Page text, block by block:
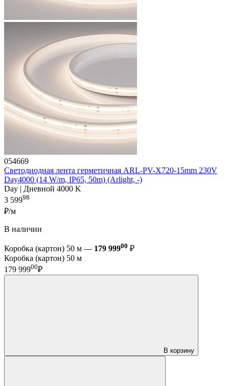
054669
Светодиодная лента герметичная ARL-PV-X720-15mm 230V
Day4000 (14 W/m, IP65, 50m) (Arlight, -)
Day | Дневной 4000 K
3 59998
₽/м
В наличии
Коробка (картон) 50 м — 179 99900 ₽
Коробка (картон) 50 м
179 99900₽
В корзину